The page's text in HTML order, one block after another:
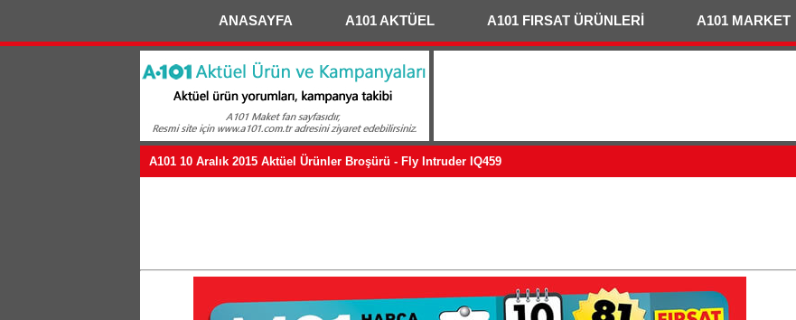
ANASAYFA A101 AKTÜEL A101 FIRSAT ÜRÜNLERİ A101 MARKET
A101 10 Aralık 2015 Aktüel Ürünler Broşürü - Fly Intruder IQ459